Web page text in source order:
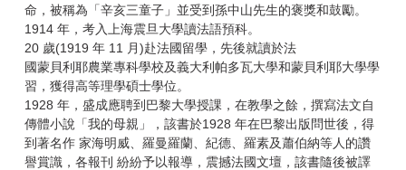
命，被稱為「辛亥三童子」並受到孫中山先生的褒獎和鼓勵。
1914 年，考入上海震旦大學讀法語預科。
20 歲(1919 年 11 月)赴法國留學，先後就讀於法
國蒙貝利耶農業專科學校及義大利帕多瓦大學和蒙貝利耶大學學
習，獲得高等理學碩士學位。
1928 年，盛成應聘到巴黎大學授課，在教學之餘，撰寫法文自
傳體小說「我的母親」，該書於1928 年在巴黎出版問世後，得
到著名作 家海明威、羅曼羅蘭、紀德、羅素及蕭伯納等人的讚
譽賞識，各報刊 紛紛予以報導，震撼法國文壇，該書隨後被譯